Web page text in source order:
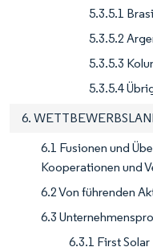
5.3.5.1
5.3.5.2
5.3.5.3
5.3.5.4
6.
6.1 Fusionen und
Kooperationen und
6.2 Von führenden
6.3
6.3.1 First Solar